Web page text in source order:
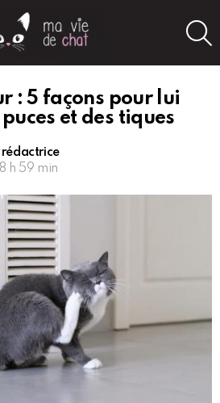
: 5 façons pour lui
et des tiques
h 59 min